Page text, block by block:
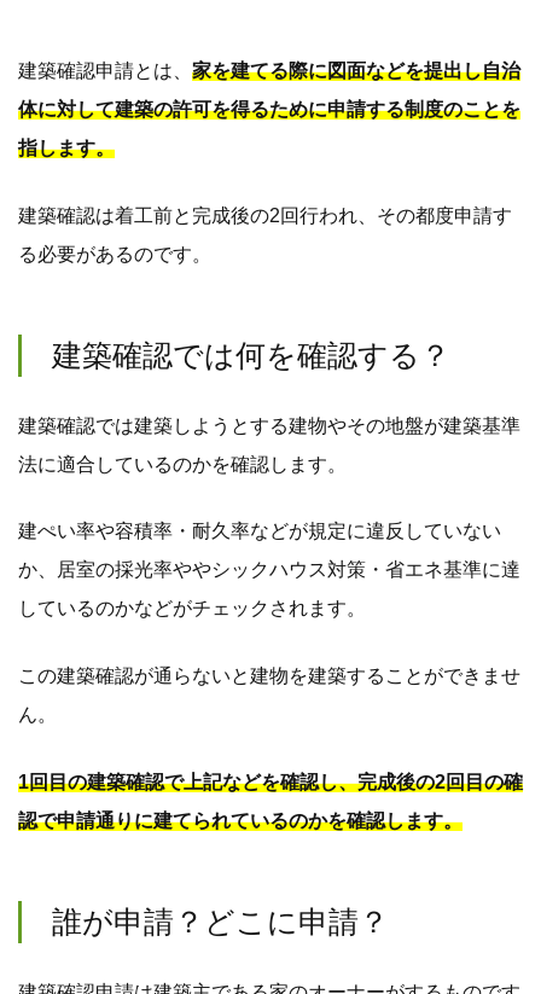
建築確認申請とは、 家を建てる際に図面などを提出し自治
体に対して建築の許可を得るために申請する制度のことを
指します。
建築確認は着工前と完成後の2回行われ、その都度申請す
る必要があるのです。
建築確認では何を確認する？
建築確認では建築しようとする建物やその地盤が建築基準
法に適合しているのかを確認します。
建ぺい率や容積率・耐久率などが規定に違反していない
か、居室の採光率ややシックハウス対策・省エネ基準に達
しているのかなどがチェックされます。
この建築確認が通らないと建物を建築することができませ
ん。
1回目の建築確認で上記などを確認し、完成後の2回目の確
認で申請通りに建てられているのかを確認します。
誰が申請？どこに申請？